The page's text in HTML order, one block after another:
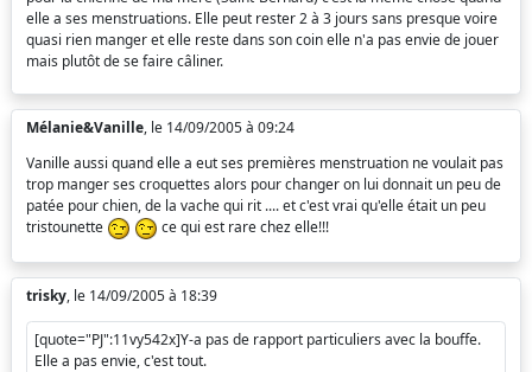
elle a ses menstruations. Elle peut rester 2 à 3 jours sans presque voire
quasi rien manger et elle reste dans son coin elle n'a pas envie de jouer
mais plutôt de se faire câliner.
Mélanie&Vanille, le 14/09/2005 à 09:24
Vanille aussi quand elle a eut ses premières menstruation ne voulait pas
trop manger ses croquettes alors pour changer on lui donnait un peu de
patée pour chien, de la vache qui rit .... et c'est vrai qu'elle était un peu
tristounette
ce qui est rare chez elle!!!
trisky, le 14/09/2005 à 18:39
[quote="PJ":11vy542x]Y-a pas de rapport particuliers avec la bouffe.
Elle a pas envie, c'est tout.